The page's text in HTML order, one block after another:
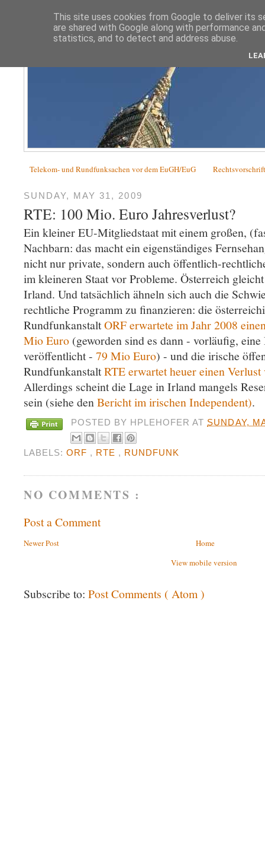
Telekom- und Rundfunksachen vor dem EuGH/EuG
SUNDAY, MAY 31, 2009
RTE: 100 Mio. Euro Jahresverlust?
Ein kleiner EU-Mitgliedstaat mit einem großen,
Nachbarn: das macht ein eigenständiges
nicht nur private, sondern auch öffentlich-
im kleineren Staat vor Probleme. Österreich
Irland. Und tatsächlich ähneln sich auch die
rechtliche Programm zu finanzieren: die
RundfunkanstaltORFerwartete im Jahr 2008
Mio Euro (geworden sind es dann - vorläufig,
veröffentlicht - 79 Mio Euro) - und die irische
RundfunkanstaltRTEerwartet heuer einen
Allerdings scheint die Lage in Irland mangels
sein (siehe denBericht im irischen Independent).
POSTED BY HPLEHOFERAT SUNDAY,
LABELS:ORF , RTE , RUNDFUNK
NO COMMENTS :
Post a Comment
Newer Post
Home
View mobile version
Subscribe to: Post Comments ( Atom )
This site uses cookies from Google to deliver its
are shared with Google along with performance
statistics, and to detect and address abuse.